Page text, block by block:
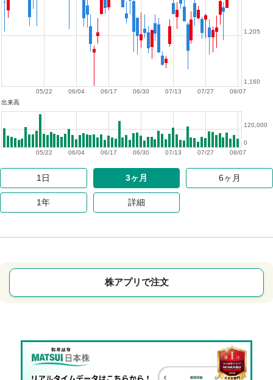
08/07
07/27
07/13
06/30
06/17
06/04
05/22
1,160
1,205
出来高
08/07
07/27
07/13
06/30
06/17
06/04
05/22
0
120,000
1日 3ヶ月 6ヶ月
1年 詳細
株アプリで注文